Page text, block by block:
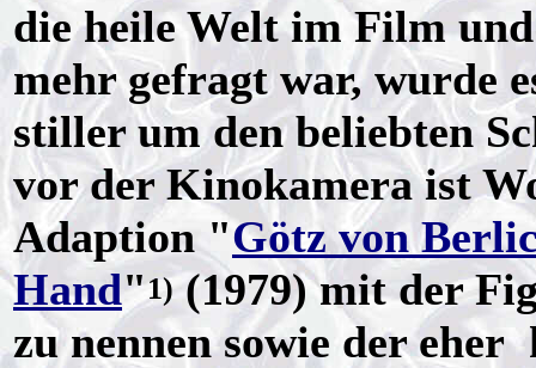
die heile Welt im Film
mehr gefragt war, wurde
stiller um den beliebten
vor der Kinokamera ist
Adaption "Götz von
Hand"1)(1979) mit der
zu nennen sowie der